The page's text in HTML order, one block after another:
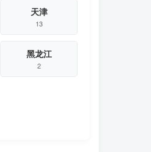
天津
13
黑龙江
2